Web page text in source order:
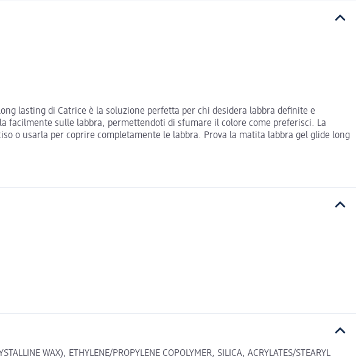
lasting di Catrice è la soluzione perfetta per chi desidera labbra definite e
facilmente sulle labbra, permettendoti di sfumare il colore come preferisci. La
o usarla per coprire completamente le labbra. Prova la matita labbra gel glide long
WAX), ETHYLENE/PROPYLENE COPOLYMER, SILICA, ACRYLATES/STEARYL